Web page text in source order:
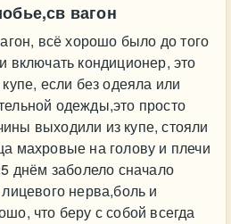
вагон
всё хорошо было до того
включать кондиционер, это
если без одеяла или
одежды,это просто
выходили из купе, стояли
махровые на голову и плечи
днём заболело сначало
нерва,боль и
что беру с собой всегда